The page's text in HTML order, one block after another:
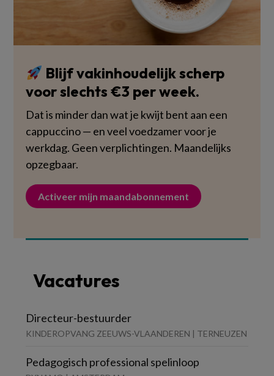
Blijf vakinhoudelijk scherp
voor slechts €3 per week.
Dat is minder dan wat je kwijt bent aan een
cappuccino — en veel voedzamer voor je
werkdag. Geen verplichtingen. Maandelijks
opzegbaar.
Activeer mijn maandabonnement
Vacatures
Directeur-bestuurder
KINDEROPVANG ZEEUWS-VLAANDEREN | TERNEUZEN
Pedagogisch professional spelinloop